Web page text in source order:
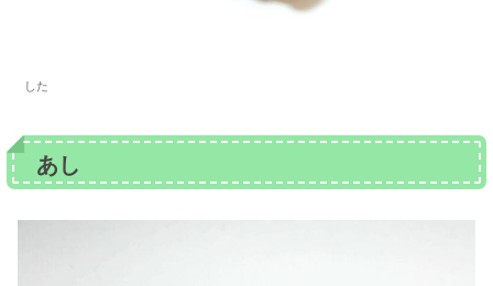
した
あし